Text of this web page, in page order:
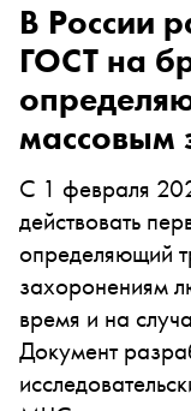
В России
ГОСТ на
массовым
С 1 февраля
действовать
определяющий
захоронениям
время и на
Документ